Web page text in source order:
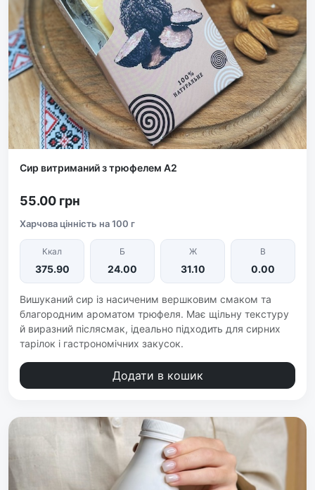
Сир витриманий з трюфелем А2
55.00 грн
Харчова цінність на 100 г
Ккал
375.90
Б
24.00
Ж
31.10
В
0.00
Вишуканий сир із насиченим вершковим смаком та
благородним ароматом трюфеля. Має щільну текстуру
й виразний післясмак, ідеально підходить для сирних
тарілок і гастрономічних закусок.
Додати в кошик